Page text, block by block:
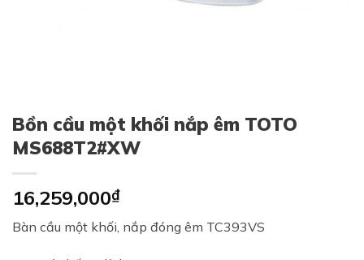
Bồn cầu một khối nắp êm TOTO
MS688T2#XW
16,259,000₫
Bàn cầu một khối, nắp đóng êm TC393VS